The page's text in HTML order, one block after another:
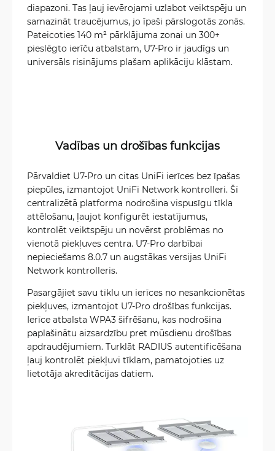
diapazoni. Tas ļauj ievērojami uzlabot veiktspēju un
samazināt traucējumus, jo īpaši pārslogotās zonās.
Pateicoties 140 m² pārklājuma zonai un 300+
pieslēgto ierīču atbalstam, U7-Pro ir jaudīgs un
universāls risinājums plašam aplikāciju klāstam.
Vadības un drošības funkcijas
Pārvaldiet U7-Pro un citas UniFi ierīces bez īpašas
piepūles, izmantojot UniFi Network kontrolleri. Šī
centralizētā platforma nodrošina vispusīgu tīkla
attēlošanu, ļaujot konfigurēt iestatījumus,
kontrolēt veiktspēju un novērst problēmas no
vienotā piekļuves centra. U7-Pro darbībai
nepieciešams 8.0.7 un augstākas versijas UniFi
Network kontrolleris.
Pasargājiet savu tīklu un ierīces no nesankcionētas
piekļuves, izmantojot U7-Pro drošības funkcijas.
Ierīce atbalsta WPA3 šifrēšanu, kas nodrošina
paplašinātu aizsardzību pret mūsdienu drošības
apdraudējumiem. Turklāt RADIUS autentificēšana
ļauj kontrolēt piekļuvi tīklam, pamatojoties uz
lietotāja akreditācijas datiem.